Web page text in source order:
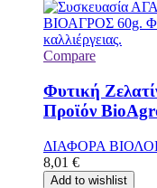
Compare
Φυτική
Προϊόν
ΔΙΑΦΟΡΑ
8,01 €
Add to wishlist